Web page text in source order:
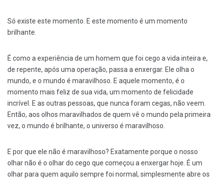
Só existe este momento. E este momento é um momento
brilhante.
É como a experiência de um homem que foi cego a vida inteira e,
de repente, após uma operação, passa a enxergar. Ele olha o
mundo, e o mundo é maravilhoso. E aquele momento, é o
momento mais feliz de sua vida, um momento de felicidade
incrível. E as outras pessoas, que nunca foram cegas, não veem.
Então, aos olhos maravilhados de quem vê o mundo pela primeira
vez, o mundo é brilhante, o universo é maravilhoso.
E por que ele não é maravilhoso? Exatamente porque o nosso
olhar não é o olhar do cego que começou a enxergar hoje. É um
olhar para quem aquilo sempre foi normal, simplesmente abre os